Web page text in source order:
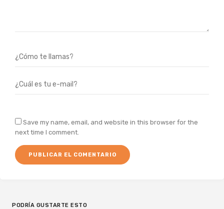
Save my name, email, and website in this browser for the
next time I comment.
PODRÍA GUSTARTE ESTO